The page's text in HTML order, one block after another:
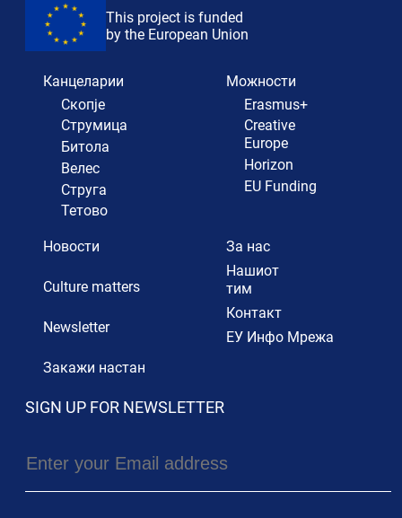
This project is funded
by the European Union
Канцеларии
Скопје
Струмица
Битола
Велес
Струга
Тетово
Можности
Erasmus+
Creative
Europe
Horizon
EU Funding
Новости
Culture matters
Newsletter
Закажи настан
За нас
Нашиот
тим
Контакт
ЕУ Инфо Мрежа
SIGN UP FOR NEWSLETTER